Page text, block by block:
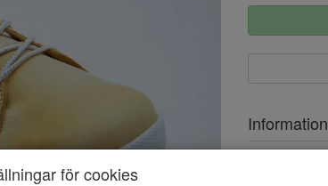
Information
för cookies